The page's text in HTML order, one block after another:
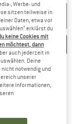
zu den
Rückgabe-
hier! Öffnet
, Werbe- und
sitzen teilweise in
Daten, etwa vor
erklärst du
keine Cookies mit
möchtest, dann
auch jederzeit in
Deine
notwendig und
unserer
Informationen,